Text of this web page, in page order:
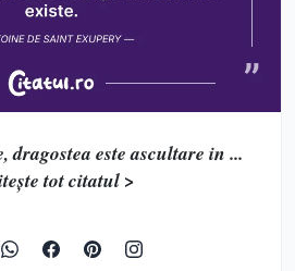
dragostea este ascultare in ...
tot citatul >